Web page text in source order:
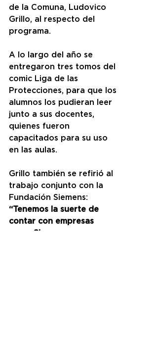
de la Comuna, Ludovico
Grillo, al respecto del
programa.
A lo largo del año se
entregaron tres tomos del
comic Liga de las
Protecciones, para que los
alumnos los pudieran leer
junto a sus docentes,
quienes fueron
capacitados para su uso
en las aulas.
Grillo también se refirió al
trabajo conjunto con la
Fundación Siemens:
“Tenemos la suerte de
contar con empresas
como Siemens que